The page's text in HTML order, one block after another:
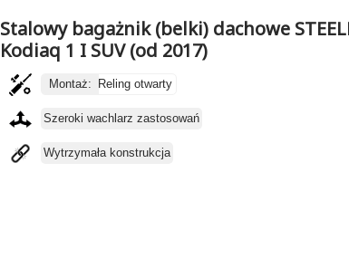
Stalowy bagażnik (belki) dachowe
Kodiaq 1 I SUV (od 2017)
Montaż: Reling otwarty
Szeroki wachlarz zastosowań
Wytrzymała konstrukcja